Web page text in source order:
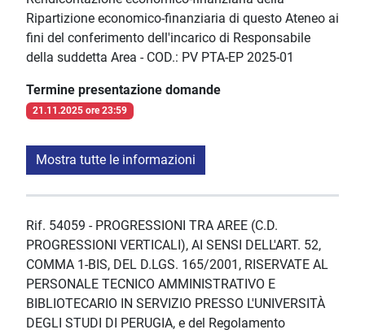
Ripartizione economico-finanziaria di questo Ateneo ai
fini del conferimento dell'incarico di Responsabile
della suddetta Area - COD.: PV PTA-EP 2025-01
Termine presentazione domande
21.11.2025 ore 23:59
Mostra tutte le informazioni
Rif. 54059 - PROGRESSIONI TRA AREE (C.D.
PROGRESSIONI VERTICALI), AI SENSI DELL'ART. 52,
COMMA 1-BIS, DEL D.LGS. 165/2001, RISERVATE AL
PERSONALE TECNICO AMMINISTRATIVO E
BIBLIOTECARIO IN SERVIZIO PRESSO L'UNIVERSITÀ
DEGLI STUDI DI PERUGIA, e del Regolamento